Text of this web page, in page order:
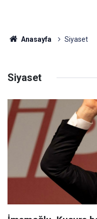
Anasayfa Siyaset
Siyaset